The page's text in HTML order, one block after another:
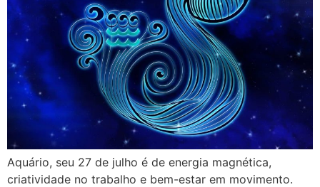
Aquário, seu 27 de julho é de energia magnética,
criatividade no trabalho e bem-estar em movimento.